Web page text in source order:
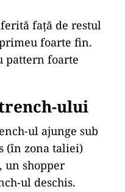
față de restul
foarte fin.
pattern foarte
ului
ul ajunge sub
(în zona taliei)
un shopper
ul deschis.